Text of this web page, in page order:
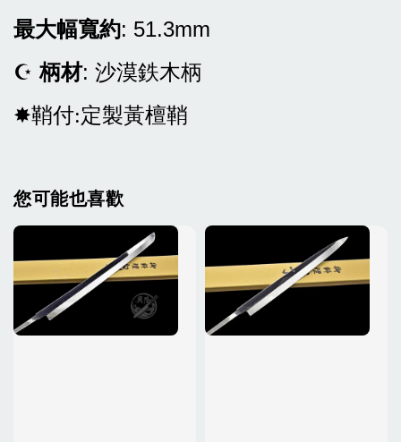
最大幅寬約: 51.3mm
☪柄材: 沙漠鉄木柄
✸鞘付:定製黃檀鞘
您可能也喜歡